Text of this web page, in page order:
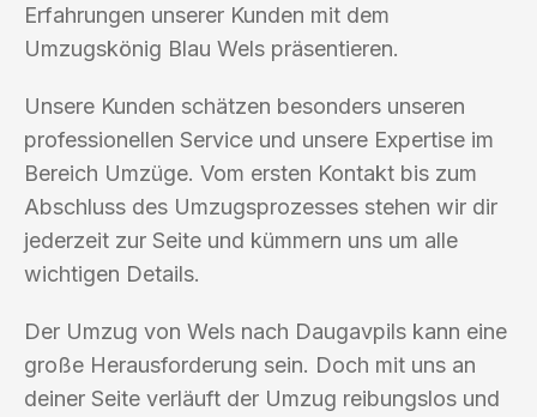
Erfahrungen unserer Kunden mit dem
Umzugskönig Blau Wels präsentieren.
Unsere Kunden schätzen besonders unseren
professionellen Service und unsere Expertise im
Bereich Umzüge. Vom ersten Kontakt bis zum
Abschluss des Umzugsprozesses stehen wir dir
jederzeit zur Seite und kümmern uns um alle
wichtigen Details.
Der Umzug von Wels nach Daugavpils kann eine
große Herausforderung sein. Doch mit uns an
deiner Seite verläuft der Umzug reibungslos und